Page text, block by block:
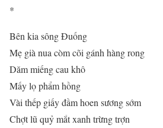
*
Bên kia sông Đuống
Mẹ già nua còm cõi gánh hàng rong
Dăm miếng cau khô
Mấy lọ phẩm hồng
Vài thếp giấy đầm hoen sương sớm
Chợt lũ quỷ mắt xanh trừng trợn